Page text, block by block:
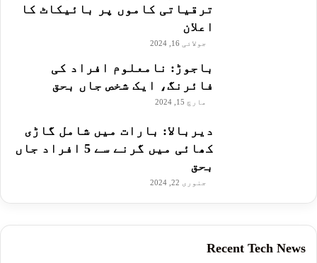
ترقیاتی کاموں پر بائیکاٹ کا
اعلان
جولائی 16, 2024
باجوڑ: نامعلوم افراد کی
فائرنگ، ایک شخص جاں بحق
مارچ 15, 2024
دیربالا: بارات میں شامل گاڑی
کھائی میں گرنے سے 5 افراد جاں
بحق
جنوری 22, 2024
Recent Tech News